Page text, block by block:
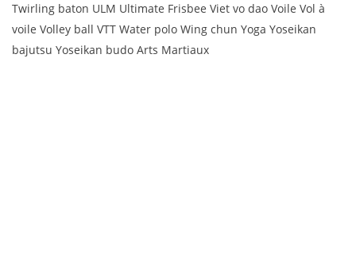
Twirling baton ULM Ultimate Frisbee Viet vo dao Voile Vol à
voile Volley ball VTT Water polo Wing chun Yoga Yoseikan
bajutsu Yoseikan budo Arts Martiaux